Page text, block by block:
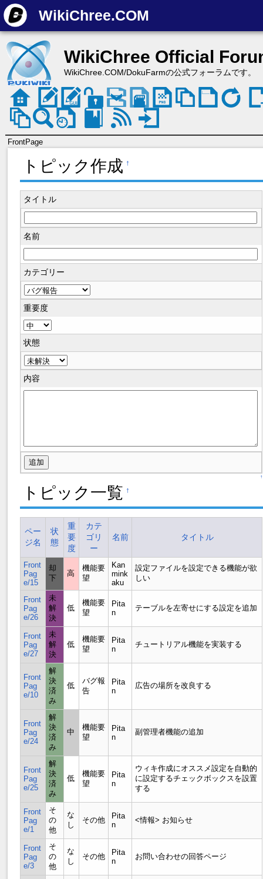
WikiChree.COM
WikiChree Official
WikiChree.COM/DokuFarmの公式フォーラムです。
FrontPage
トピック作成 †
タイトル
名前
カテゴリー
重要度
状態
内容
↑
トピック一覧 †
ペー
ジ名
状
態
重
要
度
カテ
ゴリ
ー
名前 タイトル
Front
Pag
e/15
却
下
高
機能要
望
Kan
mink
aku
設定ファイルを設定できる機能が欲
しい
Front
Pag
e/26
未
解
決
低
機能要
望
Pita
n
テーブルを左寄せにする設定を追加
Front
Pag
e/27
未
解
決
低
機能要
望
Pita
n
チュートリアル機能を実装する
Front
Pag
e/10
解
決
済
み
低
バグ報
告
Pita
n
広告の場所を改良する
Front
Pag
e/24
解
決
済
み
中
機能要
望
Pita
n
副管理者機能の追加
Front
Pag
e/25
解
決
済
み
低
機能要
望
Pita
n
ウィキ作成にオススメ設定を自動的
に設定するチェックボックスを設置
する
Front
Pag
e/1
そ
の
他
な
し
その他
Pita
n
<情報> お知らせ
Front
Pag
e/3
そ
の
他
な
し
その他
Pita
n
お問い合わせの回答ページ